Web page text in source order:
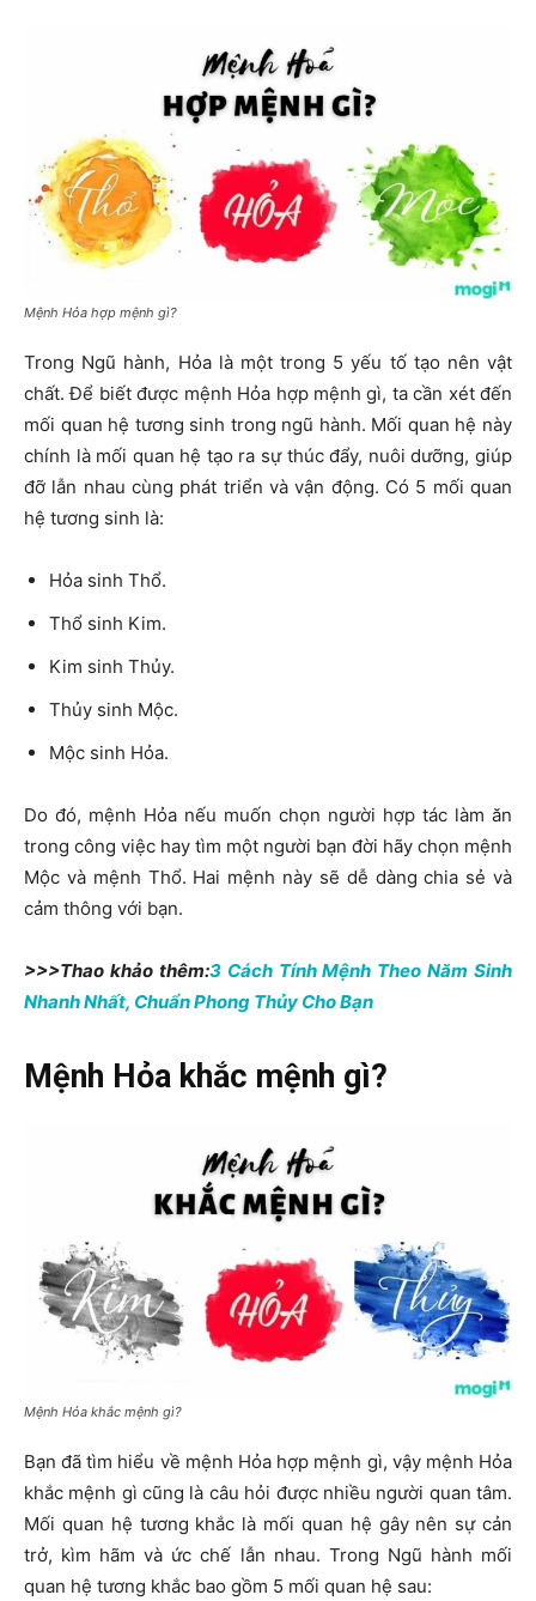
Mệnh Hỏa hợp mệnh gì?
Trong Ngũ hành, Hỏa là một trong 5 yếu tố tạo nên vật
chất. Để biết được mệnh Hỏa hợp mệnh gì, ta cần xét đến
mối quan hệ tương sinh trong ngũ hành. Mối quan hệ này
chính là mối quan hệ tạo ra sự thúc đẩy, nuôi dưỡng, giúp
đỡ lẫn nhau cùng phát triển và vận động. Có 5 mối quan
hệ tương sinh là:
Hỏa sinh Thổ.
Thổ sinh Kim.
Kim sinh Thủy.
Thủy sinh Mộc.
Mộc sinh Hỏa.
Do đó, mệnh Hỏa nếu muốn chọn người hợp tác làm ăn
trong công việc hay tìm một người bạn đời hãy chọn mệnh
Mộc và mệnh Thổ. Hai mệnh này sẽ dễ dàng chia sẻ và
cảm thông với bạn.
>>>Thao khảo thêm:3 Cách Tính Mệnh Theo Năm Sinh
Nhanh Nhất, Chuẩn Phong Thủy Cho Bạn
Mệnh Hỏa khắc mệnh gì?
Mệnh Hỏa khắc mệnh gì?
Bạn đã tìm hiểu về mệnh Hỏa hợp mệnh gì, vậy mệnh Hỏa
khắc mệnh gì cũng là câu hỏi được nhiều người quan tâm.
Mối quan hệ tương khắc là mối quan hệ gây nên sự cản
trở, kìm hãm và ức chế lẫn nhau. Trong Ngũ hành mối
quan hệ tương khắc bao gồm 5 mối quan hệ sau: